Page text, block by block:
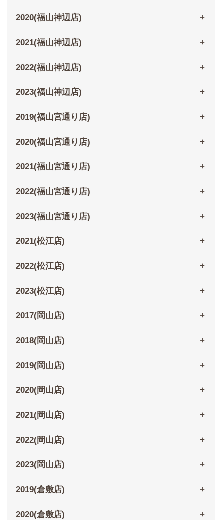
2020(福山神辺店)
2021(福山神辺店)
2022(福山神辺店)
2023(福山神辺店)
2019(福山宮通り店)
2020(福山宮通り店)
2021(福山宮通り店)
2022(福山宮通り店)
2023(福山宮通り店)
2021(松江店)
2022(松江店)
2023(松江店)
2017(岡山店)
2018(岡山店)
2019(岡山店)
2020(岡山店)
2021(岡山店)
2022(岡山店)
2023(岡山店)
2019(倉敷店)
2020(倉敷店)